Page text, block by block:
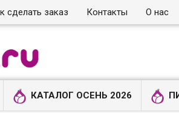
сделать заказ Контакты О нас
КАТАЛОГ ОСЕНЬ 2026